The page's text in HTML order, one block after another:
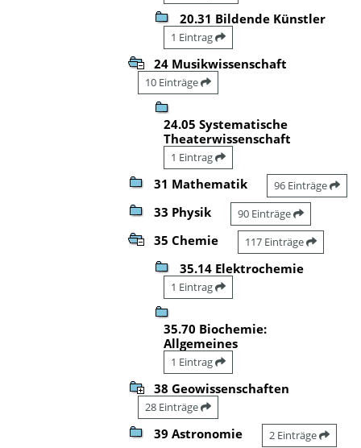
20.31 Bildende Künstler
1 Eintrag
24 Musikwissenschaft
10 Einträge
24.05 Systematische
Theaterwissenschaft
1 Eintrag
31 Mathematik 96 Einträge
33 Physik 90 Einträge
35 Chemie 117 Einträge
35.14 Elektrochemie
1 Eintrag
35.70 Biochemie:
Allgemeines
1 Eintrag
38 Geowissenschaften
28 Einträge
39 Astronomie 2 Einträge